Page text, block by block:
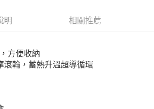
明 相關推薦
方便收納
滾輪，蓄熱升溫超導循環